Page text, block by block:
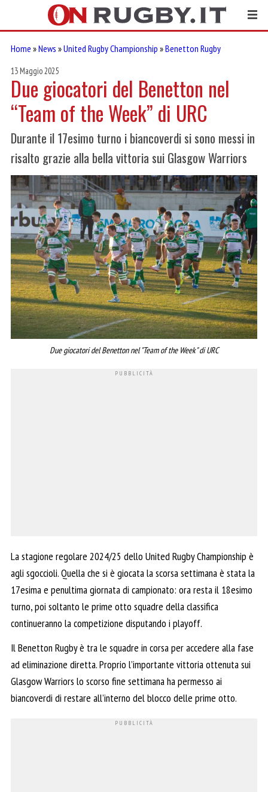
Home »News »United Rugby Championship »Benetton Rugby
13 Maggio 2025
Due giocatori del Benetton nel
“Team of the Week” di URC
Durante il 17esimo turno i biancoverdi si sono messi in
risalto grazie alla bella vittoria sui Glasgow Warriors
Due giocatori del Benetton nel "Team of the Week" di URC
La stagione regolare 2024/25 dello United Rugby Championship è
agli sgoccioli. Quella che si è giocata la scorsa settimana è stata la
17esima e penultima giornata di campionato: ora resta il 18esimo
turno, poi soltanto le prime otto squadre della classifica
continueranno la competizione disputando i playoff.
Il Benetton Rugby è tra le squadre in corsa per accedere alla fase
ad eliminazione diretta. Proprio l’importante vittoria ottenuta sui
Glasgow Warriors lo scorso fine settimana ha permesso ai
biancoverdi di restare all’interno del blocco delle prime otto.